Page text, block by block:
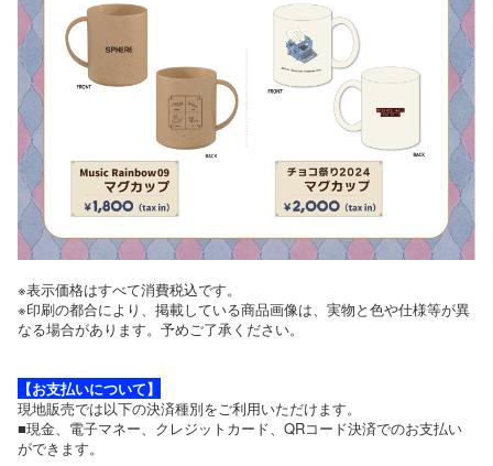
※表示価格はすべて消費税込です。
※印刷の都合により、掲載している商品画像は、実物と色や仕様等が異
なる場合があります。予めご了承ください。
【お支払いについて】
現地販売では以下の決済種別をご利用いただけます。
■現金、電子マネー、クレジットカード、QRコード決済でのお支払い
ができます。